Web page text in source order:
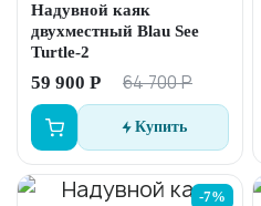
Надувной каяк
двухместный Blau See
Turtle-2
59 900 Р 64 700 Р
Купить
-7%